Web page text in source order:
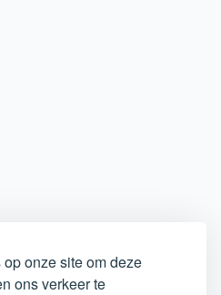
onze site om deze
ons verkeer te